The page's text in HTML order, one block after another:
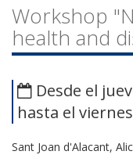
Workshop
health and
Desde el
hasta el
Sant Joan d'Alacant,